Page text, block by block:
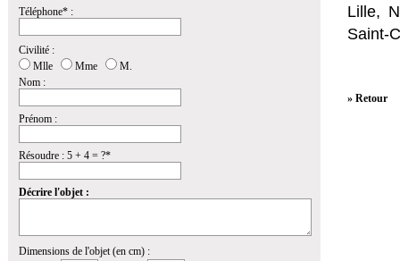
Téléphone* :
Civilité :
Mlle
Mme
M.
Nom :
Prénom :
Résoudre : 5 + 4 = ?*
Décrire l'objet :
Dimensions de l'objet (en cm) :
Lille,
Saint-
» Retour